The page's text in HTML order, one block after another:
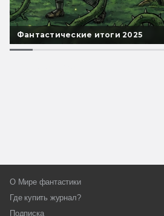
Фантастические итоги 2025
О Мире фантастики
Где купить журнал?
Подписка